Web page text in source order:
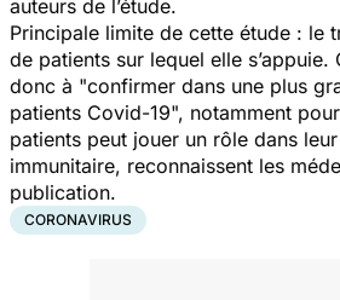
auteurs de l’étude.
Principale limite de cette étude : le
de patients sur lequel elle s’appuie.
donc à "confirmer dans une plus
patients Covid-19", notamment
patients peut jouer un rôle dans
immunitaire, reconnaissent les
publication.
CORONAVIRUS